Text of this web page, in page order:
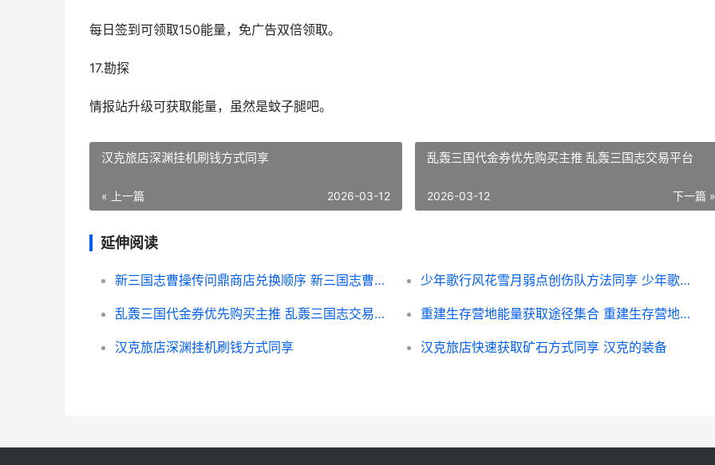
每日签到可领取150能量，免广告双倍领取。
17.勘探
情报站升级可获取能量，虽然是蚊子腿吧。
汉克旅店深渊挂机刷钱方式同享
« 上一篇 2026-03-12
乱轰三国代金券优先购买主推 乱轰三国志交易平台
下一篇 »
2026-03-12
延伸阅读
新三国志曹操传问鼎商店兑换顺序 新三国志曹操传武将强度排行 少年歌行风花雪月弱点创伤队方法同享 少年歌行风花雪月手游礼包码
乱轰三国代金券优先购买主推 乱轰三国志交易平台 重建生存营地能量获取途径集合 重建生存营地能组队吗
汉克旅店深渊挂机刷钱方式同享 汉克旅店快速获取矿石方式同享 汉克的装备